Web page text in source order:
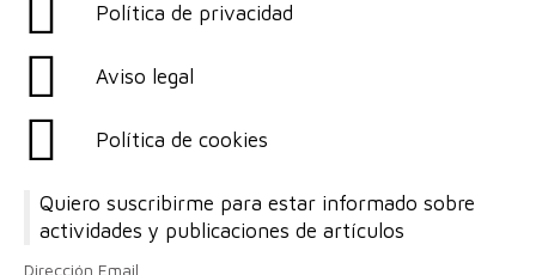
Política de privacidad
Aviso legal
Política de cookies
Quiero suscribirme para estar informado sobre
actividades y publicaciones de artículos
Dirección Email